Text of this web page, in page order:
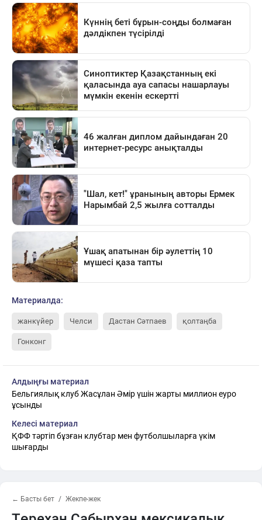
Материалда:
жанкүйер Челси Дастан Сәтпаев қолтаңба
Гонконг
Алдыңғы материал
Бельгиялық клуб Жасұлан Әмір үшін жарты миллион еуро
ұсынды
Келесі материал
ҚФФ тәртіп бұзған клубтар мен футболшыларға үкім
шығарды
← Басты бет Жекпе-жек